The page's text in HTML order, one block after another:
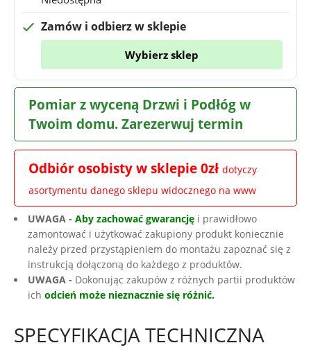
Zamów i odbierz w sklepie
Wybierz sklep
Pomiar z wyceną Drzwi i Podłóg w
Twoim domu. Zarezerwuj termin
Odbiór osobisty w sklepie 0zł dotyczy
asortymentu danego sklepu widocznego na www
UWAGA - Aby zachować gwarancję i prawidłowo
zamontować i użytkować zakupiony produkt koniecznie
należy przed przystąpieniem do montażu zapoznać się z
instrukcją dołączoną do każdego z produktów.
UWAGA - Dokonując zakupów z różnych partii produktów
ich odcień może nieznacznie się różnić.
SPECYFIKACJA TECHNICZNA